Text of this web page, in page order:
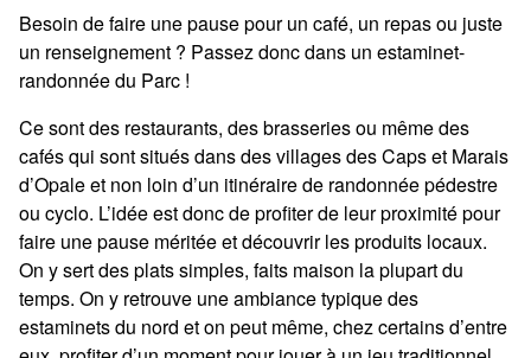
Besoin de faire une pause pour un café, un repas ou juste
un renseignement ? Passez donc dans un estaminet-
randonnée du Parc !
Ce sont des restaurants, des brasseries ou même des
cafés qui sont situés dans des villages des Caps et Marais
d’Opale et non loin d’un itinéraire de randonnée pédestre
ou cyclo. L’idée est donc de profiter de leur proximité pour
faire une pause méritée et découvrir les produits locaux.
On y sert des plats simples, faits maison la plupart du
temps. On y retrouve une ambiance typique des
estaminets du nord et on peut même, chez certains d’entre